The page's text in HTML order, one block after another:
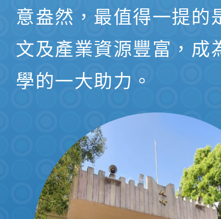
意盎然，最值得一提的
文及產業資源豐富，成
學的一大助力。